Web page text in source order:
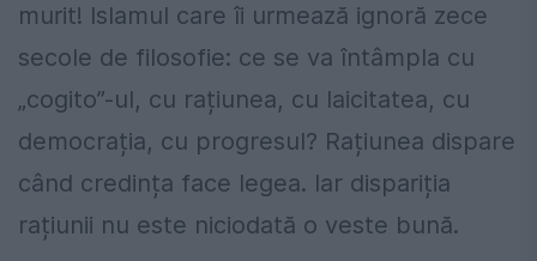
murit! Islamul care îi urmează ignoră zece
secole de filosofie: ce se va întâmpla cu
„cogito”-ul, cu rațiunea, cu laicitatea, cu
democrația, cu progresul? Rațiunea dispare
când credința face legea. Iar dispariția
rațiunii nu este niciodată o veste bună.